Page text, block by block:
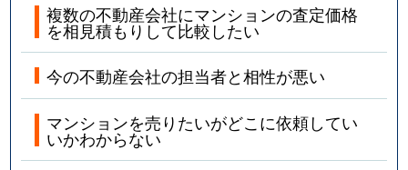
複数の不動産会社にマンションの査定価格
を相見積もりして比較したい
今の不動産会社の担当者と相性が悪い
マンションを売りたいがどこに依頼してい
いかわからない